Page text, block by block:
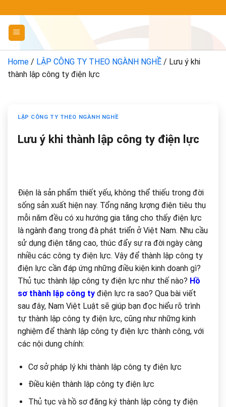
đến
dung
Home / LẬP CÔNG TY THEO NGÀNH NGHỀ / Lưu ý khi
thành lập công ty điện lực
LẬP CÔNG TY THEO NGÀNH NGHỀ
Lưu ý khi thành lập công ty điện lực
Điện là sản phẩm thiết yếu, không thể thiếu trong đời
sống sản xuất hiện nay. Tổng năng lượng điện tiêu thụ
mỗi năm đều có xu hướng gia tăng cho thấy điện lực
là ngành đang trong đà phát triển ở Việt Nam. Nhu cầu
sử dụng điện tăng cao, thúc đẩy sự ra đời ngày càng
nhiều các công ty điện lực. Vậy để thành lập công ty
điện lực cần đáp ứng những điều kiện kinh doanh gì?
Thủ tục thành lập công ty điện lực như thế nào? Hồ
sơ thành lập công ty điện lực ra sao? Qua bài viết
sau đây, Nam Việt Luật sẽ giúp bạn đọc hiểu rõ trình
tự thành lập công ty điện lực, cũng như những kinh
nghiệm để thành lập công ty điện lực thành công, với
các nội dung chính:
Cơ sở pháp lý khi thành lập công ty điện lực
Điều kiện thành lập công ty điện lực
Thủ tục và hồ sơ đăng ký thành lập công ty điện